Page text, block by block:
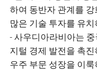
하여 동반자 관계를
많은 기술 투자를 유
- 사우디아라비아는
지털 경제 발전을 촉
우주 부문 성장을 이